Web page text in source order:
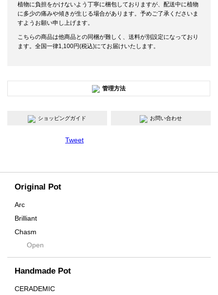
Original Pot
Arc
Brilliant
Chasm
Contra
Cream
Crown
Distortion
Open
Handmade Pot
CERADEMIC
植物に負担をかけないよう丁寧に梱包しておりますが、配送中に植物
に多少の痛みや傾きが生じる場合があります。予めご了承くださいま
すようお願い申し上げます。
こちらの商品は他商品との同梱が難しく、送料が別設定になっており
ます。全国一律1,100円(税込)にてお届けいたします。
管理方法
ショッピングガイド お問い合わせ
Tweet